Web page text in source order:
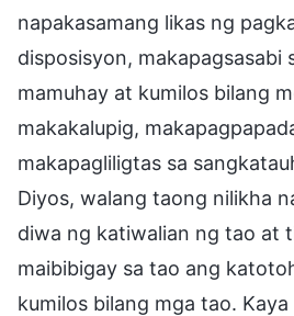
napakasamang likas ng
disposisyon, makapagsasabi
mamuhay at kumilos bilang
makakalupig,
makapagliligtas sa
Diyos, walang taong nilikha
diwa ng katiwalian ng tao at
maibibigay sa tao ang
kumilos bilang mga tao.